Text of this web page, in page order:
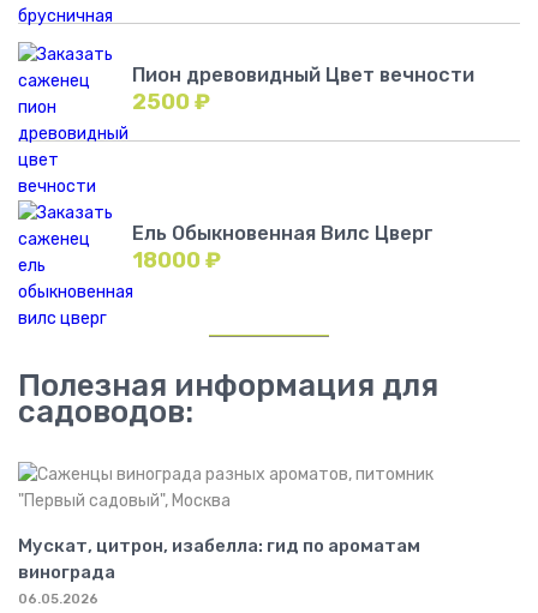
Пион древовидный Цвет вечности
2500₽
Ель Обыкновенная Вилс Цверг
18000₽
Полезная информация для
садоводов:
Мускат, цитрон, изабелла: гид по ароматам
винограда
06.05.2026